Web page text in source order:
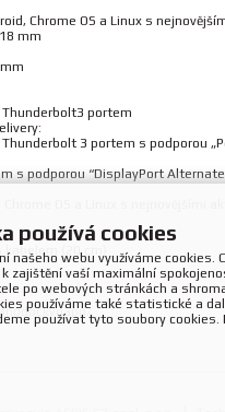
Chrome OS a Linux s
mm
Thunderbolt3 portem
3 portem s podporou
s podporou “DisplayPort
(20 cm)
používá cookies
našeho webu využíváme
zajištění vaší maximální
po webových stránkách a
používáme také statistické a
používat tyto soubory